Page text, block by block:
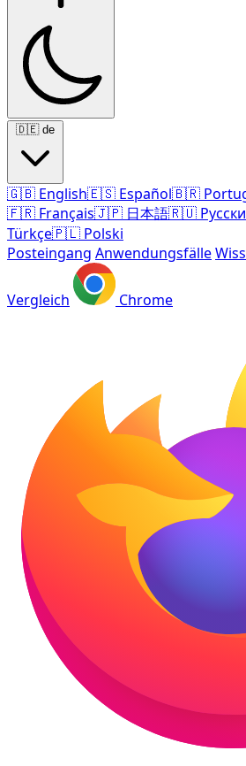
🇩🇪 de
🇬🇧 English🇪🇸 Español🇧🇷
🇫🇷 Français🇯🇵 日本語🇷🇺
Türkçe🇵🇱 Polski
Posteingang Anwendungsfälle
Vergleich Chrome